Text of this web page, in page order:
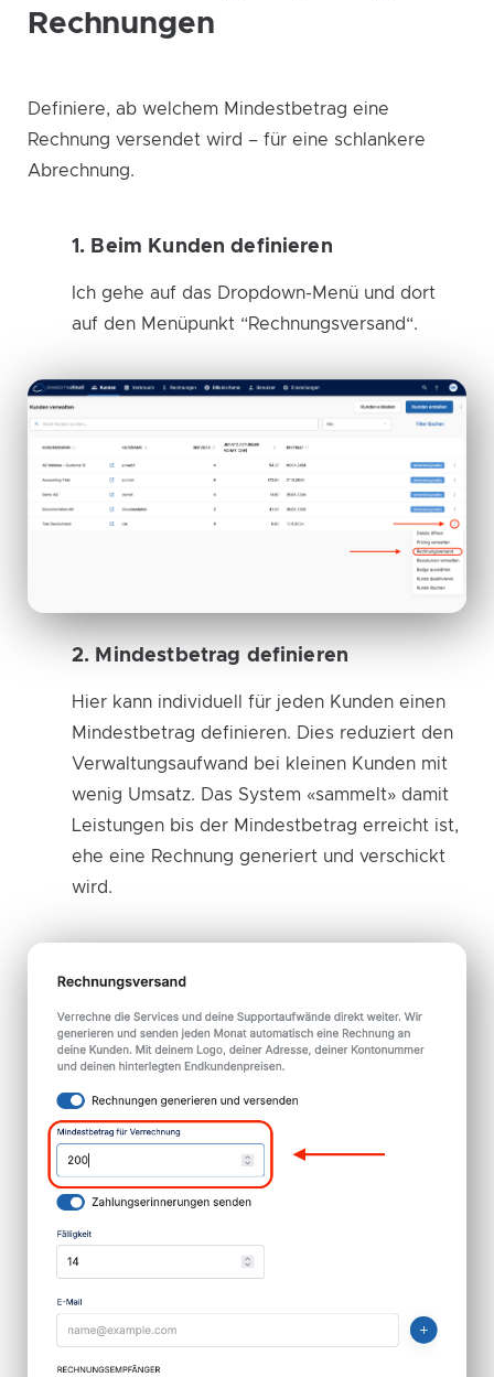
Rechnungen
Definiere, ab welchem Mindestbetrag eine
Rechnung versendet wird – für eine schlankere
Abrechnung.
1. Beim Kunden definieren
Ich gehe auf das Dropdown-Menü und dort
auf den Menüpunkt “Rechnungsversand“.
2. Mindestbetrag definieren
Hier kann individuell für jeden Kunden einen
Mindestbetrag definieren. Dies reduziert den
Verwaltungsaufwand bei kleinen Kunden mit
wenig Umsatz. Das System «sammelt» damit
Leistungen bis der Mindestbetrag erreicht ist,
ehe eine Rechnung generiert und verschickt
wird.